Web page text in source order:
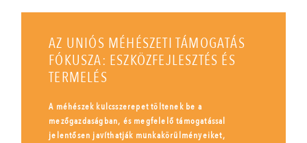
AZ UNIÓS MÉHÉSZETI TÁMOGATÁS
FÓKUSZA: ESZKÖZFEJLESZTÉS ÉS
TERMELÉS
A méhészek kulcsszerepet töltenek be a
mezőgazdaságban, és megfelelő támogatással
jelentősen javíthatják munkakörülményeiket,